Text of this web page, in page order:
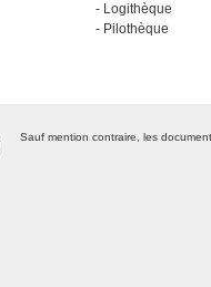
Logithèque
Pilothèque
Sauf mention contraire, les